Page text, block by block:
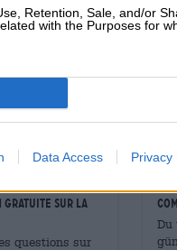
Retention, Sale, and/or
with the Purposes for
Data Access Privacy
au verre une teneur en
dense et crémeuse.
Munich a créé une
et beaucoup d’énergie.
GRATUITE SUR LA
questions sur
Du